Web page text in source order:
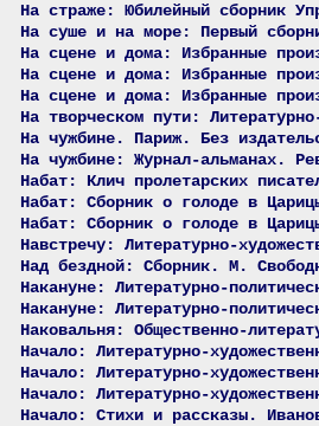
На страже: Юбилейный сборник
На суше и на море: Первый
На сцене и дома: Избранные
На сцене и дома: Избранные
На сцене и дома: Избранные
На творческом пути:
На чужбине. Париж. Без
На чужбине: Журнал-альманах.
Набат: Клич пролетарских
Набат: Сборник о голоде в
Набат: Сборник о голоде в
Навстречу: Литературно-
Над бездной: Сборник. М.
Накануне: Литературно-
Накануне: Литературно-
Наковальня: Общественно-
Начало: Литературно-
Начало: Литературно-
Начало: Литературно-
Начало: Стихи и рассказы.